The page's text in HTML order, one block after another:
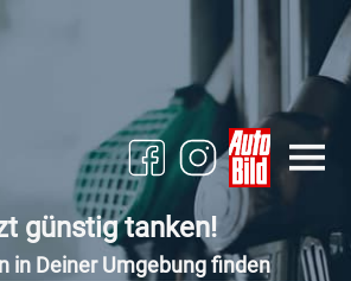
günstig tanken!
in Deiner Umgebung finden